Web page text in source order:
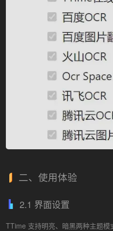
二、使用体验
2.1 界面设置
TTime 支持明亮、暗黑两种主题模